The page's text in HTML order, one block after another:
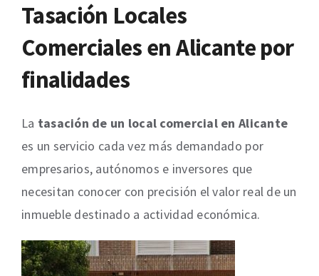
Tasación Locales
Comerciales enAlicantepor
finalidades
La tasación de un local comercial en Alicante
es un servicio cada vez más demandado por
empresarios, autónomos e inversores que
necesitan conocer con precisión el valor real de un
inmueble destinado a actividad económica.